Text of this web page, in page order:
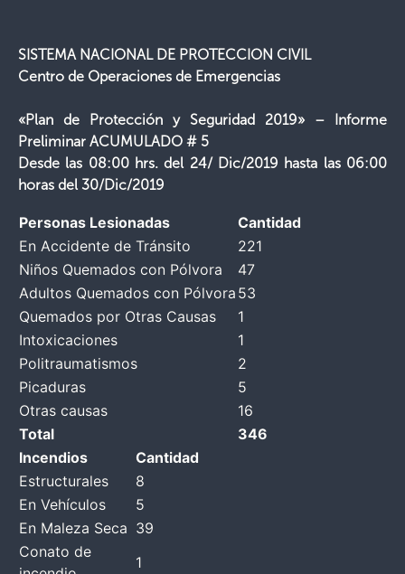
SISTEMA NACIONAL DE PROTECCION CIVIL
Centro de Operaciones de Emergencias
«Plan de Protección y Seguridad 2019» – Informe
Preliminar ACUMULADO # 5
Desde las 08:00 hrs. del 24/ Dic/2019 hasta las 06:00
horas del 30/Dic/2019
Personas Lesionadas
Cantidad
En Accidente de Tránsito
221
Niños Quemados con Pólvora
47
Adultos Quemados con Pólvora 53
Quemados por Otras Causas
1
Intoxicaciones
1
Politraumatismos
2
Picaduras
5
Otras causas
16
Total
346
Incendios
Cantidad
Estructurales
8
En Vehículos
5
En Maleza Seca 39
Conato de
1